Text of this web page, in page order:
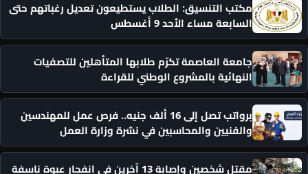
مكتب التنسيق: الطلاب يستطيعون تعديل رغباتهم حتى
السابعة مساء الأحد 9 أغسطس
جامعة العاصمة تكرّم طلابها المتأهلين للتصفيات
النهائية بالمشروع الوطني للقراءة
برواتب تصل إلى 16 ألف جنيه.. فرص عمل للمهندسين
والفنيين والمحاسبين في نشرة وزارة العمل
مقتل شخصين وإصابة 13 آخرين في انفجار عبوة ناسفة